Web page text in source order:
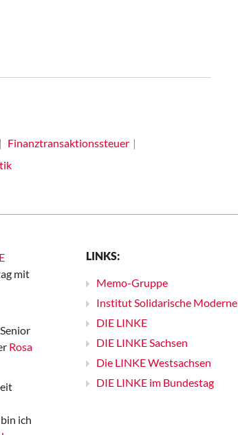
Finanztransaktionssteuer
mit
Rosa
ich
LINKS:
Memo-Gruppe
Institut Solidarische Moderne
DIE LINKE
DIE LINKE Sachsen
Die LINKE Westsachsen
DIE LINKE im Bundestag